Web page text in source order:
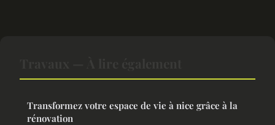
Transformez votre espace de vie à nice grâce à la
rénovation